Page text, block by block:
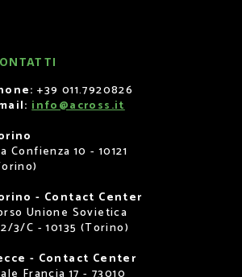
+39 011.7920826
info@across.it
Confienza 10 - 10121
- Contact Center
Unione Sovietica
3/C - 10135 (Torino)
- Contact Center